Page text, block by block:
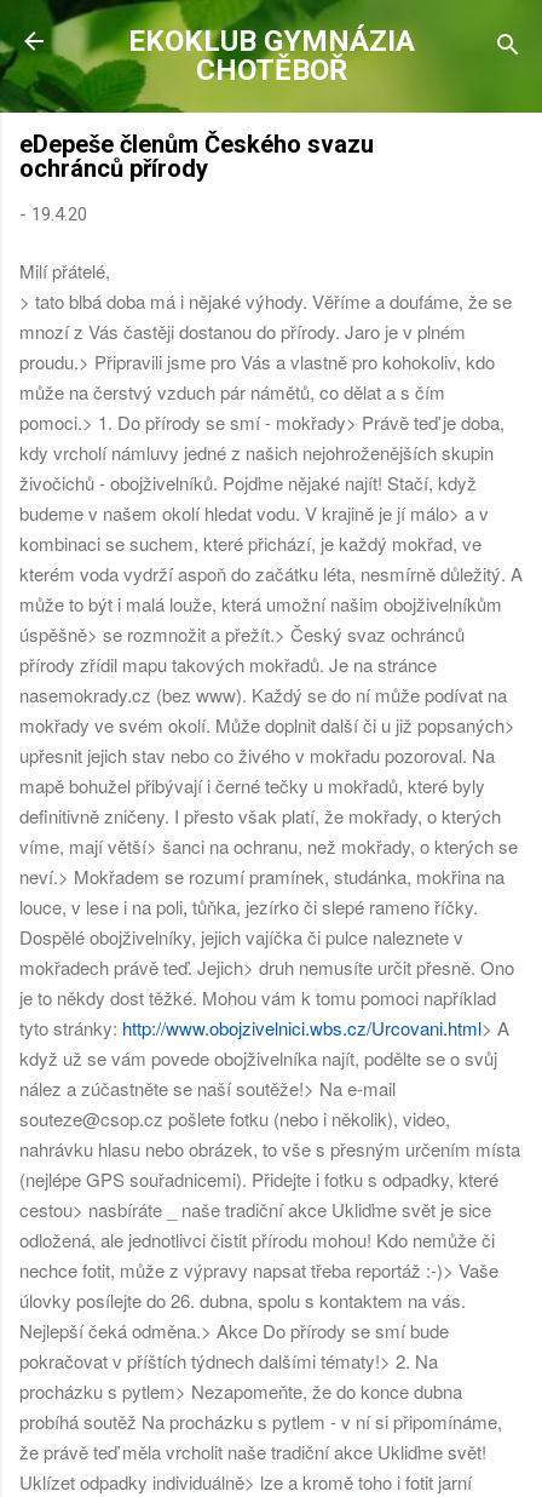
Přeskočit na hlavní obsah
EKOKLUB GYMNÁZIA
CHOTĚBOŘ
eDepeše členům Českého svazu
ochránců přírody
- 19.4.20
Milí přátelé,
> tato blbá doba má i nějaké výhody. Věříme a doufáme, že se
mnozí z Vás častěji dostanou do přírody. Jaro je v plném
proudu.> Připravili jsme pro Vás a vlastně pro kohokoliv, kdo
může na čerstvý vzduch pár námětů, co dělat a s čím
pomoci.> 1. Do přírody se smí - mokřady> Právě teď je doba,
kdy vrcholí námluvy jedné z našich nejohroženějších skupin
živočichů - obojživelníků. Pojďme nějaké najít! Stačí, když
budeme v našem okolí hledat vodu. V krajině je jí málo> a v
kombinaci se suchem, které přichází, je každý mokřad, ve
kterém voda vydrží aspoň do začátku léta, nesmírně důležitý. A
může to být i malá louže, která umožní našim obojživelníkům
úspěšně> se rozmnožit a přežít.> Český svaz ochránců
přírody zřídil mapu takových mokřadů. Je na stránce
nasemokrady.cz (bez www). Každý se do ní může podívat na
mokřady ve svém okolí. Může doplnit další či u již popsaných>
upřesnit jejich stav nebo co živého v mokřadu pozoroval. Na
mapě bohužel přibývají i černé tečky u mokřadů, které byly
definitivně zničeny. I přesto však platí, že mokřady, o kterých
víme, mají větší> šanci na ochranu, než mokřady, o kterých se
neví.> Mokřadem se rozumí pramínek, studánka, mokřina na
louce, v lese i na poli, tůňka, jezírko či slepé rameno říčky.
Dospělé obojživelníky, jejich vajíčka či pulce naleznete v
mokřadech právě teď. Jejich> druh nemusíte určit přesně. Ono
je to někdy dost těžké. Mohou vám k tomu pomoci například
tyto stránky: http://www.obojzivelnici.wbs.cz/Urcovani.html> A
když už se vám povede obojživelníka najít, podělte se o svůj
nález a zúčastněte se naší soutěže!> Na e-mail
souteze@csop.cz pošlete fotku (nebo i několik), video,
nahrávku hlasu nebo obrázek, to vše s přesným určením místa
(nejlépe GPS souřadnicemi). Přidejte i fotku s odpadky, které
cestou> nasbíráte _ naše tradiční akce Ukliďme svět je sice
odložená, ale jednotlivci čistit přírodu mohou! Kdo nemůže či
nechce fotit, může z výpravy napsat třeba reportáž :-)> Vaše
úlovky posílejte do 26. dubna, spolu s kontaktem na vás.
Nejlepší čeká odměna.> Akce Do přírody se smí bude
pokračovat v příštích týdnech dalšími tématy!> 2. Na
procházku s pytlem> Nezapomeňte, že do konce dubna
probíhá soutěž Na procházku s pytlem - v ní si připomínáme,
že právě teď měla vrcholit naše tradiční akce Ukliďme svět!
Uklízet odpadky individuálně> lze a kromě toho i fotit jarní